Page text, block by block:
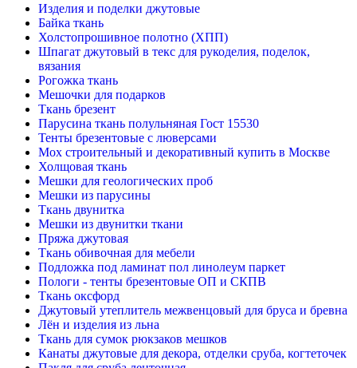
Изделия и поделки джутовые
Байка ткань
Холстопрошивное полотно (ХПП)
Шпагат джутовый в текс для рукоделия, поделок,
вязания
Рогожка ткань
Мешочки для подарков
Ткань брезент
Парусина ткань полульняная Гост 15530
Тенты брезентовые с люверсами
Мох строительный и декоративный купить в Москве
Холщовая ткань
Мешки для геологических проб
Мешки из парусины
Ткань двунитка
Мешки из двунитки ткани
Пряжа джутовая
Ткань обивочная для мебели
Подложка под ламинат пол линолеум паркет
Пологи - тенты брезентовые ОП и СКПВ
Ткань оксфорд
Джутовый утеплитель межвенцовый для бруса и бревна
Лён и изделия из льна
Ткань для сумок рюкзаков мешков
Канаты джутовые для декора, отделки сруба, когтеточек